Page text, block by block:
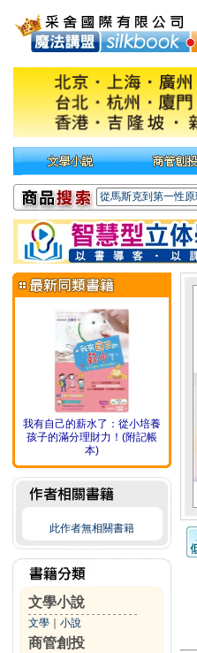
我有自己的薪水了：從小培養
孩子的滿分理財力！(附記帳
本)
此作者無相關書籍
文學小說
文學 小說
商管創投